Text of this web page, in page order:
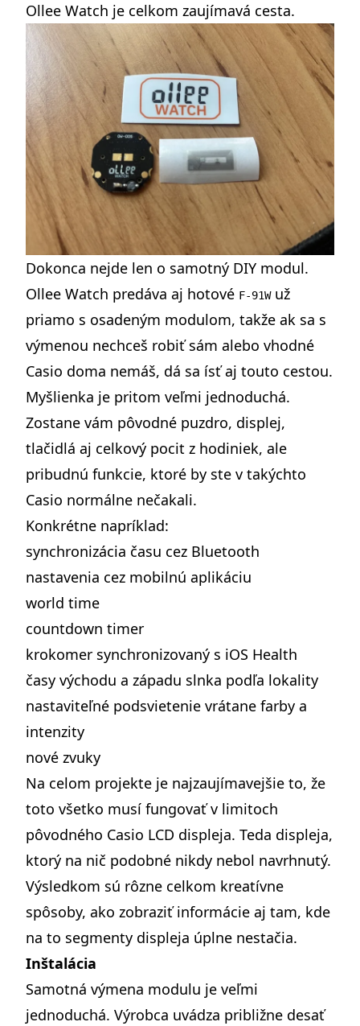
Ollee Watch je celkom zaujímavá cesta.
Dokonca nejde len o samotný DIY modul.
Ollee Watch predáva aj hotové F-91Wuž
priamo s osadeným modulom, takže ak sa s
výmenou nechceš robiť sám alebo vhodné
Casio doma nemáš, dá sa ísť aj touto cestou.
Myšlienka je pritom veľmi jednoduchá.
Zostane vám pôvodné puzdro, displej,
tlačidlá aj celkový pocit z hodiniek, ale
pribudnú funkcie, ktoré by ste v takýchto
Casio normálne nečakali.
Konkrétne napríklad:
synchronizácia času cez Bluetooth
nastavenia cez mobilnú aplikáciu
world time
countdown timer
krokomer synchronizovaný s iOS Health
časy východu a západu slnka podľa lokality
nastaviteľné podsvietenie vrátane farby a
intenzity
nové zvuky
Na celom projekte je najzaujímavejšie to, že
toto všetko musí fungovať v limitoch
pôvodného Casio LCD displeja. Teda displeja,
ktorý na nič podobné nikdy nebol navrhnutý.
Výsledkom sú rôzne celkom kreatívne
spôsoby, ako zobraziť informácie aj tam, kde
na to segmenty displeja úplne nestačia.
Inštalácia
Samotná výmena modulu je veľmi
jednoduchá. Výrobca uvádza približne desať